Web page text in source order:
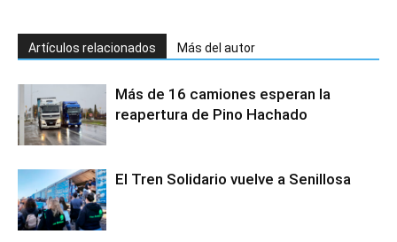
Artículos relacionados Más del autor
Más de 16 camiones esperan la
reapertura de Pino Hachado
El Tren Solidario vuelve a Senillosa